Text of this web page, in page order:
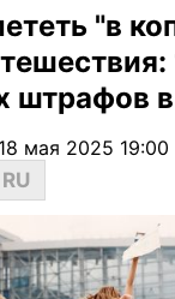
"в
штрафов
мая 2025 19:00
RU